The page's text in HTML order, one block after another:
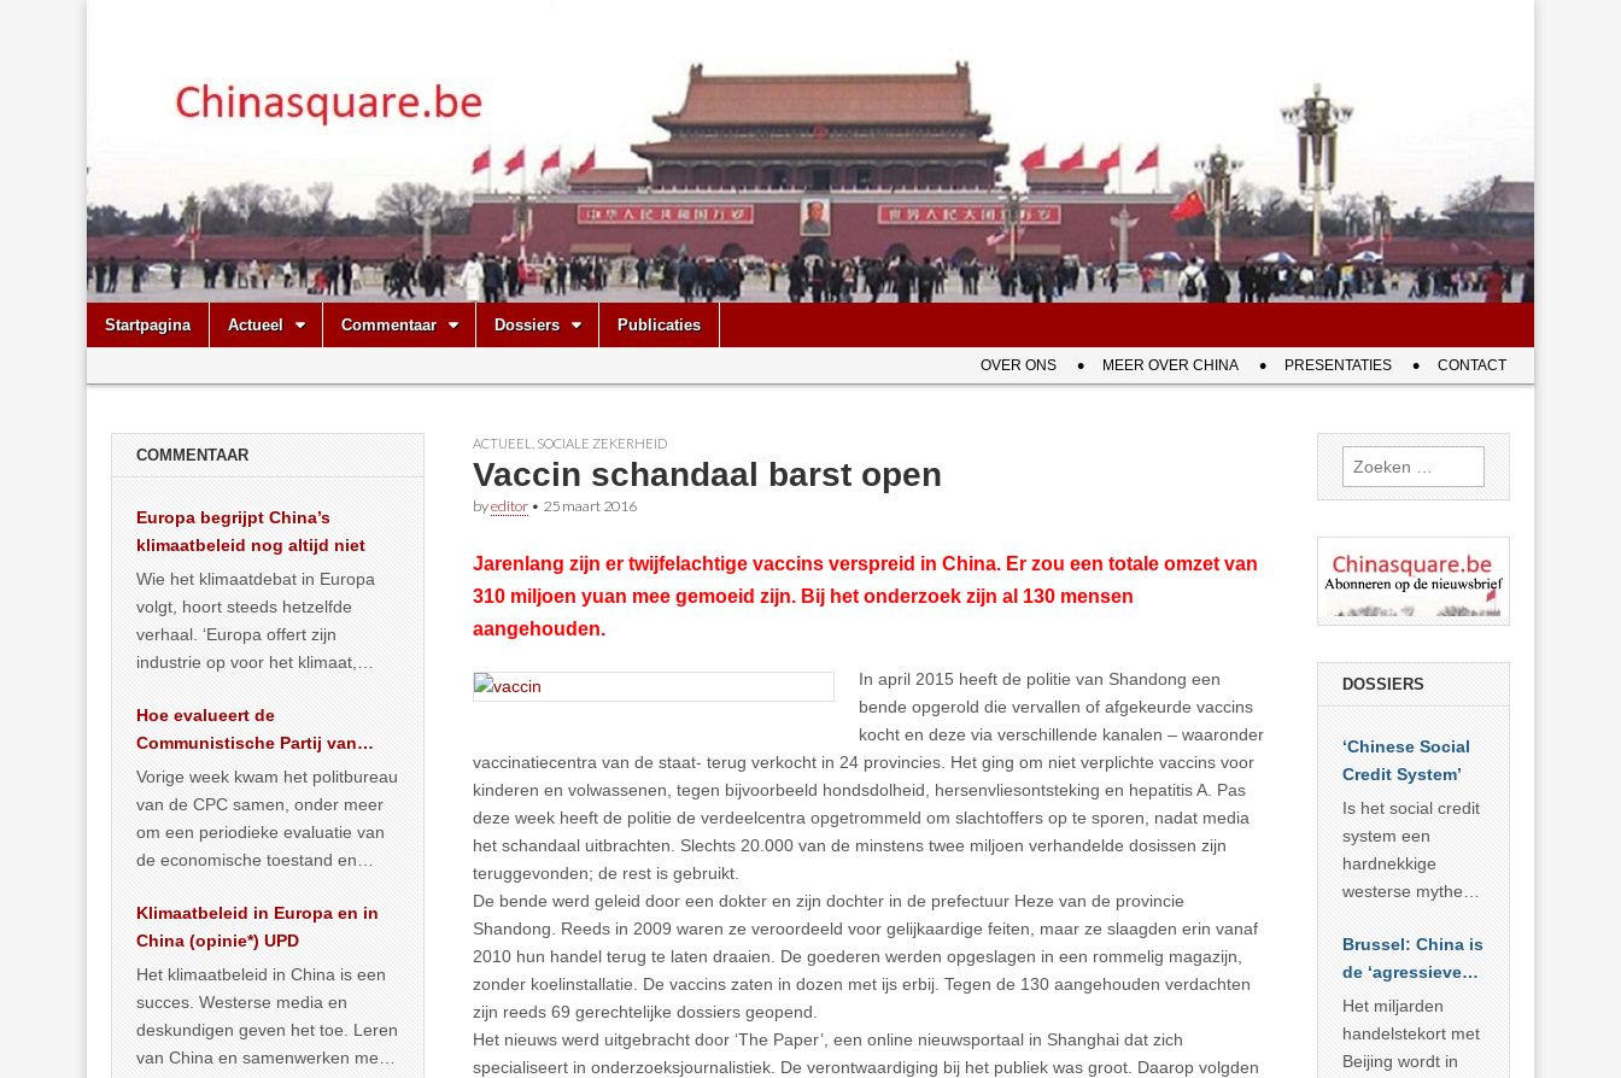
Chinasquare.be
Main
menu
Skip
Startpagina Actueel Commentaar Dossiers Publicaties
menu
OVER ONS MEER OVER CHINA PRESENTATIES CONTACT
ACTUEEL SOCIALE ZEKERHEID
Vaccin schandaal barst open
byeditor • 25 maart 2016
Jarenlang zijn er twijfelachtige vaccins verspreid in China. Er zou een totale omzet van
310 miljoen yuan mee gemoeid zijn. Bij het onderzoek zijn al 130 mensen
aangehouden.
In april 2015 heeft de politie van Shandong een
bende opgerold die vervallen of afgekeurde vaccins
kocht en deze via verschillende kanalen – waaronder
vaccinatiecentra van de staat- terug verkocht in 24 provincies. Het ging om niet verplichte vaccins voor
kinderen en volwassenen, tegen bijvoorbeeld hondsdolheid, hersenvliesontsteking en hepatitis A. Pas
deze week heeft de politie de verdeelcentra opgetrommeld om slachtoffers op te sporen, nadat media
het schandaal uitbrachten. Slechts 20.000 van de minstens twee miljoen verhandelde dosissen zijn
teruggevonden; de rest is gebruikt.
De bende werd geleid door een dokter en zijn dochter in de prefectuur Heze van de provincie
Shandong. Reeds in 2009 waren ze veroordeeld voor gelijkaardige feiten, maar ze slaagden erin vanaf
2010 hun handel terug te laten draaien. De goederen werden opgeslagen in een rommelig magazijn,
zonder koelinstallatie. De vaccins zaten in dozen met ijs erbij. Tegen de 130 aangehouden verdachten
zijn reeds 69 gerechtelijke dossiers geopend.
Het nieuws werd uitgebracht door ‘The Paper’, een online nieuwsportaal in Shanghai dat zich
specialiseert in onderzoeksjournalistiek. De verontwaardiging bij het publiek was groot. Daarop volgden
COMMENTAAR
Europa begrijpt China’s
klimaatbeleid nog altijd niet
Wie het klimaatdebat in Europa
volgt, hoort steeds hetzelfde
verhaal. ‘Europa offert zijn
industrie op voor het klimaat,
vergroening… >> lees meer
Hoe evalueert de
Communistische Partij van
China de economische
toestand?
Vorige week kwam het politbureau
van de CPC samen, onder meer
om een periodieke evaluatie van
de economische toestand en
publiceerden… >> lees meer
Klimaatbeleid in Europa en in
China (opinie*) UPD
Het klimaatbeleid in China is een
succes. Westerse media en
deskundigen geven het toe. Leren
van China en samenwerken met
Zoeken
naar:
DOSSIERS
‘Chinese Social
Credit System’
Is het social credit
system een
hardnekkige
westerse mythe of
realiteit in China?
Brussel: China is
de ‘agressieve
schuldige’
Het miljarden
handelstekort met
Beijing wordt in